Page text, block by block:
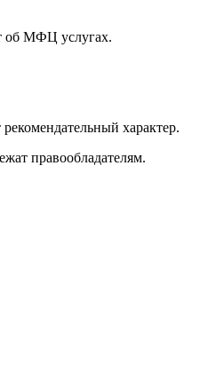
об МФЦ услугах.
характер.
правообладателям.